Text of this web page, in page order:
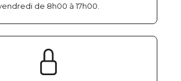
de 8h00 à 17h00.